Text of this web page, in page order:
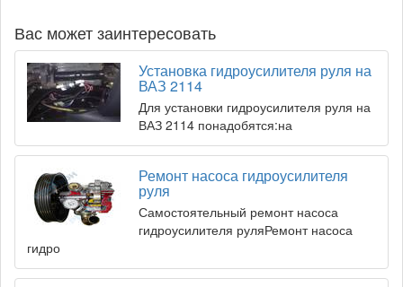
Вас может заинтересовать
Установка гидроусилителя руля на
ВАЗ 2114
Для установки гидроусилителя руля на
ВАЗ 2114 понадобятся:на
Ремонт насоса гидроусилителя
руля
Самостоятельный ремонт насоса
гидроусилителя руляРемонт насоса
гидро